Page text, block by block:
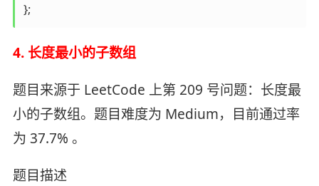
};
4. 长度最小的子数组
题目来源于 LeetCode 上第 209 号问题：长度最
小的子数组。题目难度为 Medium，目前通过率
为 37.7% 。
题目描述